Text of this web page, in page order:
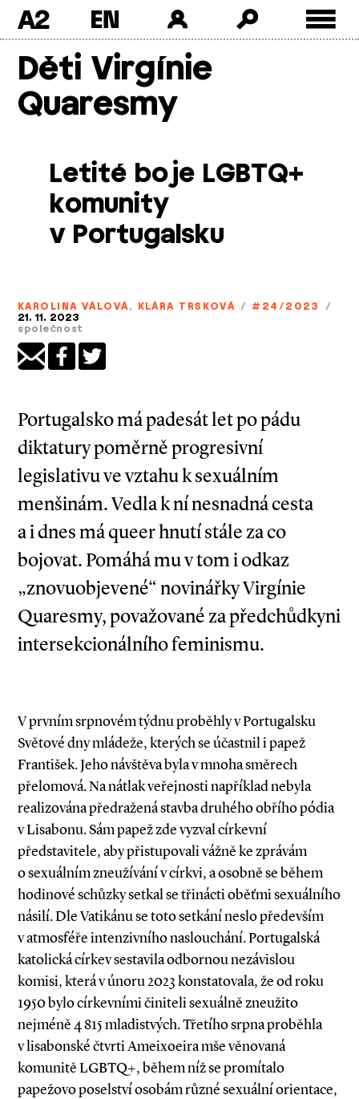
A2
Děti Virgínie
Quaresmy
Letité boje LGBTQ+
komunity
v Portugalsku
KAROLINA VÁLOVÁ, KLÁRA TRSKOVÁ / #24/2023
/
21. 11. 2023
společnost
Portugalsko má padesát let po pádu
diktatury poměrně progresivní
legislativu ve vztahu k sexuálním
menšinám. Vedla k ní nesnadná cesta
a i dnes má queer hnutí stále za co
bojovat. Pomáhá mu v tom i odkaz
„znovuobjevené“ novinářky Virgínie
Quaresmy, považované za předchůdkyni
intersekcionálního feminismu.
V prvním srpnovém týdnu proběhly v Portugalsku
Světové dny mládeže, kterých se účastnil i papež
František. Jeho návštěva byla v mnoha směrech
přelomová. Na nátlak veřejnosti například nebyla
realizována předražená stavba druhého obřího pódia
v Lisabonu. Sám papež zde vyzval církevní
představitele, aby přistupovali vážně ke zprávám
o sexuálním zneužívání v církvi, a osobně se během
hodinové schůzky setkal se třinácti oběťmi sexuálního
násilí. Dle Vatikánu se toto setkání neslo především
v atmosféře intenzivního naslouchání. Portugalská
katolická církev sestavila odbornou nezávislou
komisi, která v únoru 2023 konstatovala, že od roku
1950 bylo církevními činiteli sexuálně zneužito
nejméně 4 815 mladistvých. Třetího srpna proběhla
v lisabonské čtvrti Ameixoeira mše věnovaná
komunitě LGBTQ+, během níž se promítalo
papežovo poselství osobám různé sexuální orientace,